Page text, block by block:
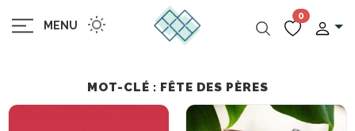
MENU
0
MOT-CLÉ : FÊTE DES PÈRES